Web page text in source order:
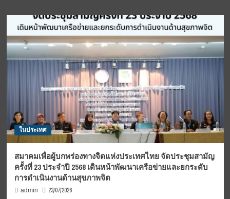
ในประเทศ
สมาคมเพื่อผู้บกพร่องทางจิตแห่งประเทศไทย จัดประชุมสามัญ
ครั้งที่ 23 ประจำปี 2568 เดินหน้าพัฒนาเครือข่ายและยกระดับ
การดำเนินงานด้านสุขภาพจิต
admin 23/07/2026